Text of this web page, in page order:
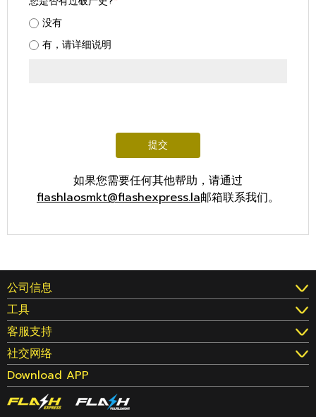
没有
有，请详细说明
提交
如果您需要任何其他帮助，请通过
flashlaosmkt@flashexpress.la邮箱联系我们。
公司信息
工具
客服支持
社交网络
Download APP